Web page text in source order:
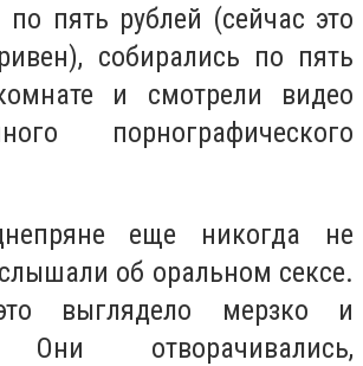
пять рублей (сейчас это
собирались по пять
и смотрели видео
порнографического
еще никогда не
об оральном сексе.
выглядело мерзко и
Они отворачивались,